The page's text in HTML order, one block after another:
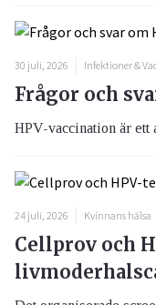
30 juli, 2026 Infektioner &
Frågor och
HPV-vaccination är ett
24 juli, 2026 Kvinnans hälsa
Cellprov och